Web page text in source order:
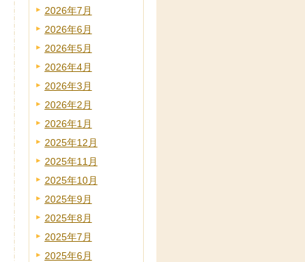
2026年7月
2026年6月
2026年5月
2026年4月
2026年3月
2026年2月
2026年1月
2025年12月
2025年11月
2025年10月
2025年9月
2025年8月
2025年7月
2025年6月